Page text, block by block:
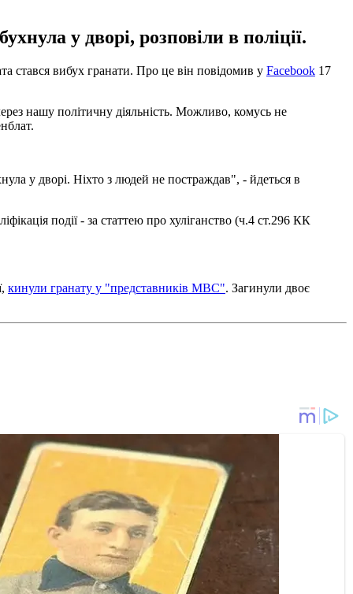
у дворі, розповіли в поліції.
стався вибух гранати. Про це він повідомив у Facebook 17
нашу політичну діяльність. Можливо, комусь не
у дворі. Ніхто з людей не постраждав", - йдеться в
події - за статтею про хуліганство (ч.4 ст.296 КК
кинули гранату у "представників МВС". Загинули двоє